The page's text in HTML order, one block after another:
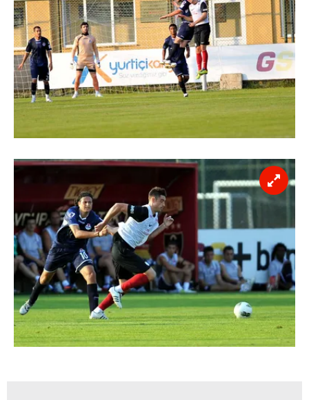
6698 sayılı Kişisel Verilerin Korunması Kanunu uyarınca
hazırlanmış Aydınlatma Metnimizi okumak ve sitemizde
ilgili mevzuata uygun olarak kullanılan çerezlerle ilgili bilgi
almak için lütfentıklayınız.